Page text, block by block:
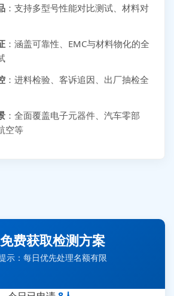
：支持多型号性能对比测试、材料对
：涵盖可靠性、EMC与材料物化的全
：进料检验、客诉追因、出厂抽检全
：全面覆盖电子元器件、汽车零部
空等
免费获取检测方案
示：每日优先处理名额有限
3分钟前提交可靠性测试需求
7分钟前提交并网/涉网试验需求
分钟前提交芯片失效分析需求